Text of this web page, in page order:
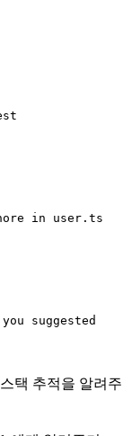
택 추적을 알려주